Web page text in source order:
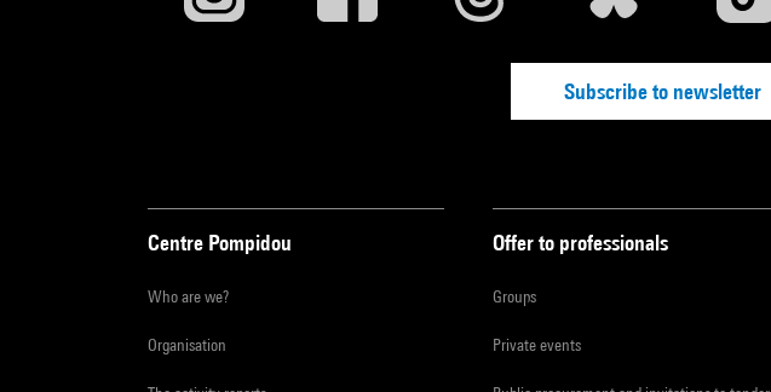
Subscribe to newsletter
Centre Pompidou
Who are we?
Organisation
Offer to professionals
Groups
Private events